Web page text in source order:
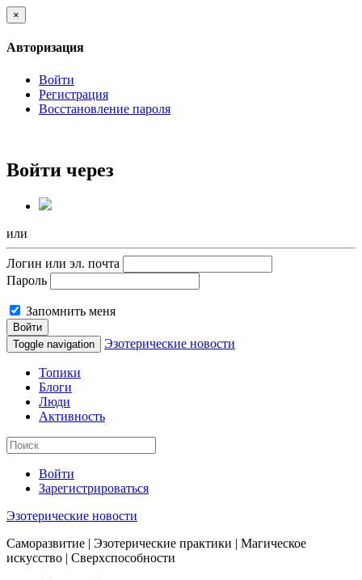
×
Авторизация
Войти
Регистрация
Восстановление пароля
Войти через
или
Логин или эл. почта
Пароль
Запомнить меня
Войти
Toggle navigation
Эзотерические новости
Топики
Блоги
Люди
Активность
Войти
Зарегистрироваться
Эзотерические новости
Саморазвитие | Эзотерические практики | Магическое
искусство | Сверхспособности